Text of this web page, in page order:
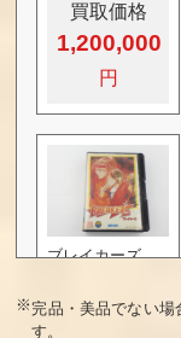
買取価格
1,200,000
ブレイカーズ
300,000
※完品・美品でない場
す。